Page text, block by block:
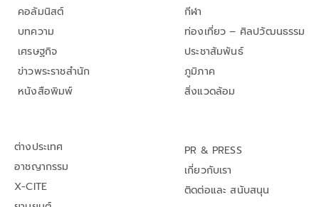
คอลัมนิสต์
บทความ
เศรษฐกิจ
ข่าวพระราชสำนัก
หนังสือพิมพ์
กีฬา
ท่องเที่ยว – ศิลปวัฒนธรรม
ประชาสัมพันธ์
ภูมิภาค
สิ่งแวดล้อม
ต่างประเทศ
อาชญากรรม
X-CITE
PR & PRESS
เกี่ยวกับเรา
ติดต่อและ สนับสนุน